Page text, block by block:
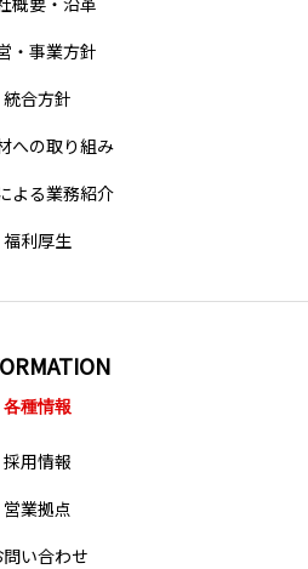
・事業方針
統合方針
への取り組み
よる業務紹介
福利厚生
各種情報
採用情報
営業拠点
問い合わせ